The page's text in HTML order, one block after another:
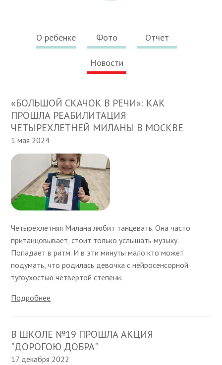
О ребёнке Фото Отчёт
Новости
«БОЛЬШОЙ СКАЧОК В РЕЧИ»: КАК
ПРОШЛА РЕАБИЛИТАЦИЯ
ЧЕТЫРЕХЛЕТНЕЙ МИЛАНЫ В МОСКВЕ
1 мая 2024
Четырехлетняя Милана любит танцевать. Она часто
пританцовывает, стоит только услышать музыку.
Попадает в ритм. И в эти минуты мало кто может
подумать, что родилась девочка с нейросенсорной
тугоухостью четвертой степени.
Подробнее
В ШКОЛЕ №19 ПРОШЛА АКЦИЯ
"ДОРОГОЮ ДОБРА"
17 декабря 2022